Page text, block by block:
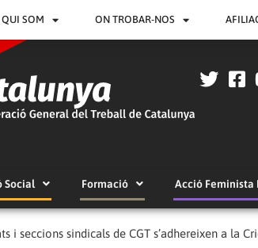
QUI SOM ON TROBAR-NOS
Social Formació Acció Feminista
i seccions sindicals de CGT s’adhereixen a